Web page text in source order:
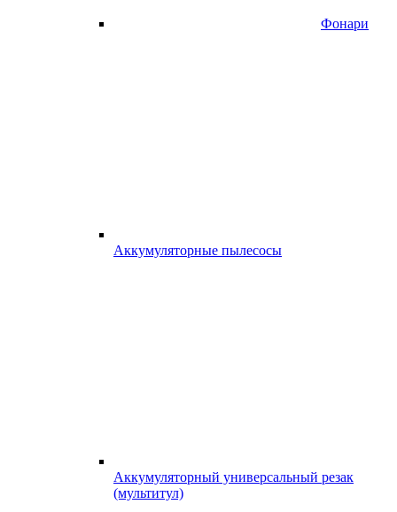
Фонари
Аккумуляторные пылесосы
Аккумуляторный универсальный резак
(мультитул)